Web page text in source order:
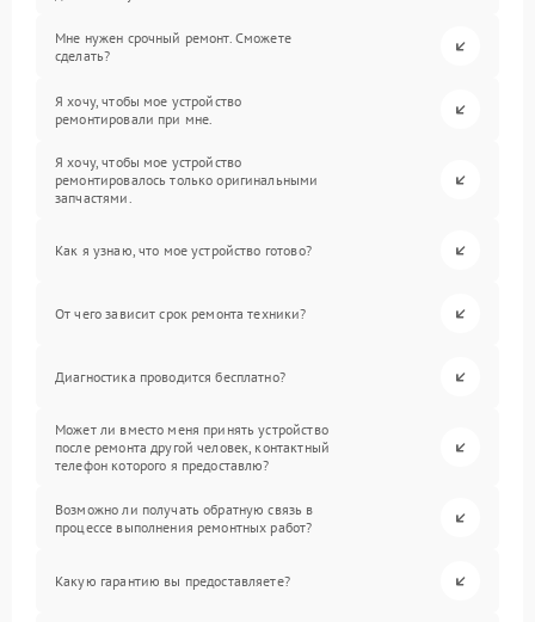
Мне нужен срочный ремонт. Сможете
сделать?
Я хочу, чтобы мое устройство
ремонтировали при мне.
Я хочу, чтобы мое устройство
ремонтировалось только оригинальными
запчастями.
Как я узнаю, что мое устройство готово?
От чего зависит срок ремонта техники?
Диагностика проводится бесплатно?
Может ли вместо меня принять устройство
после ремонта другой человек, контактный
телефон которого я предоставлю?
Возможно ли получать обратную связь в
процессе выполнения ремонтных работ?
Какую гарантию вы предоставляете?